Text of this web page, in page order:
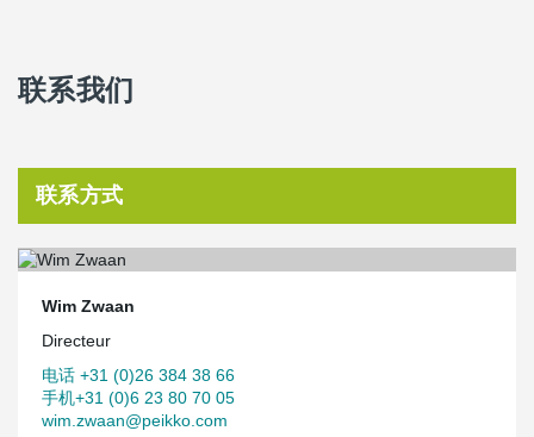
联系我们
联系方式
Wim Zwaan
Directeur
电话 +31 (0)26 384 38 66
手机+31 (0)6 23 80 70 05
wim.zwaan@peikko.com